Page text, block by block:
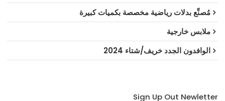
مُصنِّع بدلات رياضية مخصصة بكميات كبيرة
ملابس خارجية
الوافدون الجدد خريف/شتاء 2024
Sign Up Out Newletter